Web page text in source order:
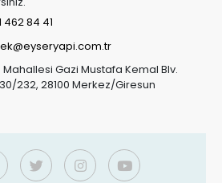
462 84 41
Mahallesi Gazi Mustafa Kemal Blv.
232, 28100 Merkez/Giresun